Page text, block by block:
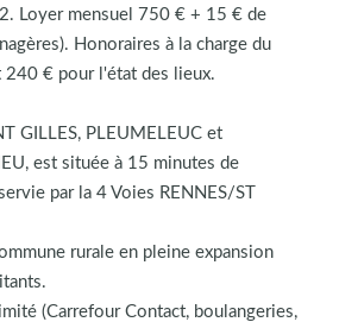
Loyer mensuel 750 € + 15 € de
Honoraires à la charge du
240 € pour l'état des lieux.
GILLES, PLEUMELEUC et
est située à 15 minutes de
par la 4 Voies RENNES/ST
rurale en pleine expansion
(Carrefour Contact, boulangeries,